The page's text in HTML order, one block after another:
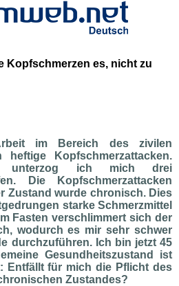
Kopfschmerzen es, nicht zu
im Bereich des zivilen
Kopfschmerzattacken.
unterzog ich mich drei
Die Kopfschmerzattacken
Zustand wurde chronisch. Dies
starke Schmerzmittel
Fasten verschlimmert sich der
wodurch es mir sehr schwer
durchzuführen. Ich bin jetzt 45
Gesundheitszustand ist
Entfällt für mich die Pflicht des
Zustandes?